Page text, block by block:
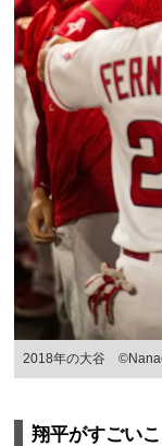
2018年の大谷
翔平がすごい